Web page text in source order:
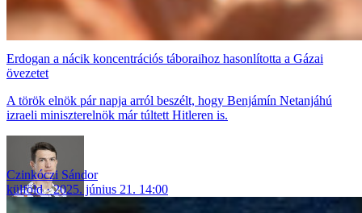
Erdogan a nácik koncentrációs táboraihoz hasonlította a Gázai
övezetet
A török elnök pár napja arról beszélt, hogy Benjámín Netanjáhú
izraeli miniszterelnök már túltett Hitleren is.
Czinkóczi Sándor
külföld
2025. június 21. 14:00